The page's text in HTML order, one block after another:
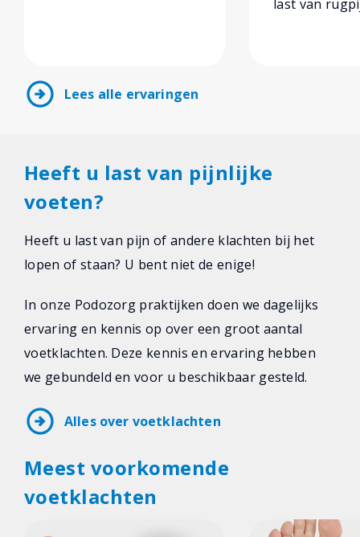
last van
arrow_circle_right Lees alle ervaringen
Heeft u last van pijnlijke
voeten?
Heeft u last van pijn of andere klachten bij het
lopen of staan? U bent niet de enige!
In onze Podozorg praktijken doen we dagelijks
ervaring en kennis op over een groot aantal
voetklachten. Deze kennis en ervaring hebben
we gebundeld en voor u beschikbaar gesteld.
arrow_circle_right Alles over voetklachten
Meest voorkomende
voetklachten